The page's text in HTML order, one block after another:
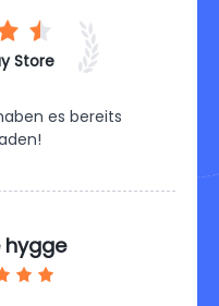
Store
es bereits
hygge